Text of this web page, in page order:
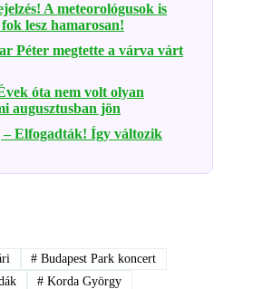
A meteorológusok is
lesz hamarosan!
Péter megtette a várva várt
óta nem volt olyan
augusztusban jön
Elfogadták! Így változik
# Budapest Park koncert
# Korda György